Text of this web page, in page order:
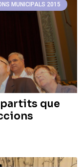
MUNICIPALS 2015
que